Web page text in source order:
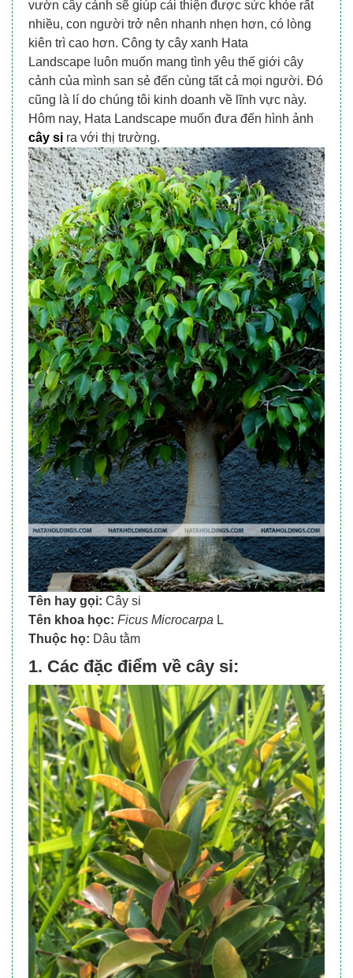
vườn cây cảnh sẽ giúp cải thiện được sức khỏe rất
nhiều, con người trở nên nhanh nhẹn hơn, có lòng
kiên trì cao hơn. Công ty cây xanh Hata
Landscape luôn muốn mang tình yêu thế giới cây
cảnh của mình san sẻ đến cùng tất cả mọi người. Đó
cũng là lí do chúng tôi kinh doanh về lĩnh vực này.
Hôm nay, Hata Landscape muốn đưa đến hình ảnh
cây si ra với thị trường.
Tên hay gọi: Cây si
Tên khoa học: Ficus Microcarpa L
Thuộc họ: Dâu tằm
1. Các đặc điểm về cây si: